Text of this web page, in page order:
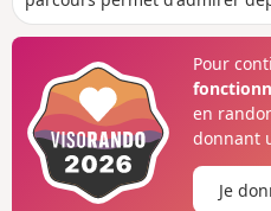
Goury et son phare, le Cap de
Baie d'Ecalgrain cernée de
falaises des Nez des Voidries
offrants de magnifiques
sur la mer jusqu'aux îles
Normandes. On continue par
traversée du bocage,
Pour
en
donnant
Je